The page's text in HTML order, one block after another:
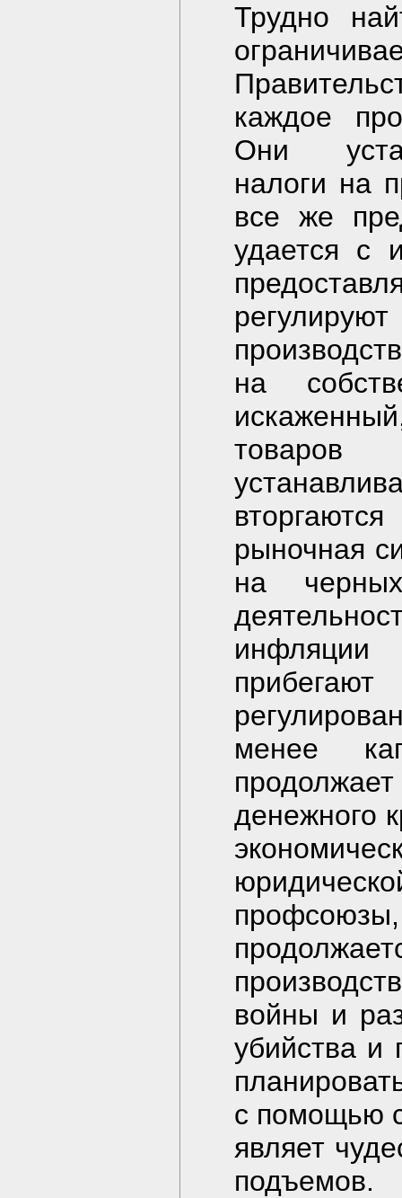
Трудно
каждое
Они
налоги на
все же
удается с
на
товаров
рыночная
на
менее
денежного
войны и
убийства и
с помощью
являет
подъемов.